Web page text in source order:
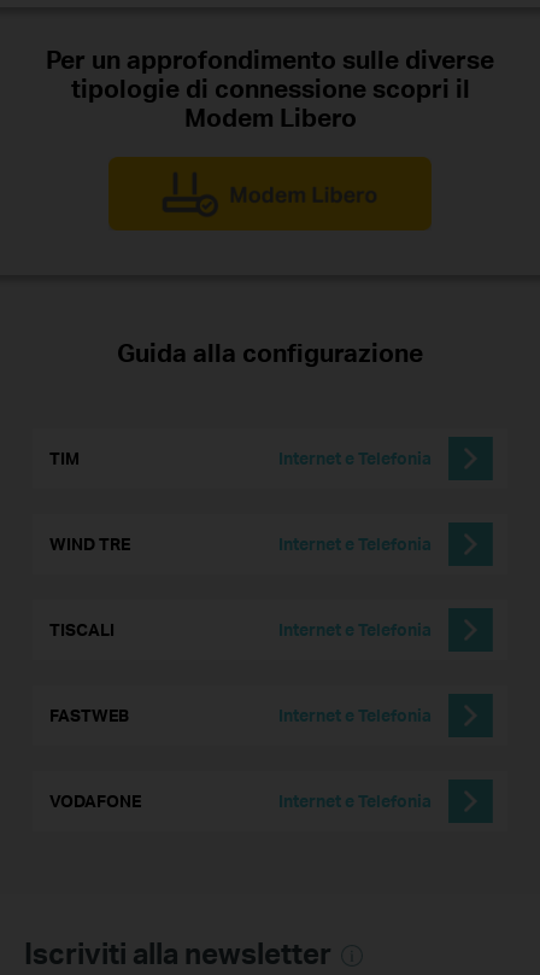
Per un approfondimento sulle diverse
tipologie di connessione scopri il
Modem Libero
Guida alla configurazione
TIM Internet e Telefonia
WIND TRE Internet e Telefonia
TISCALI Internet e Telefonia
FASTWEB Internet e Telefonia
VODAFONE Internet e Telefonia
Iscriviti alla newsletter